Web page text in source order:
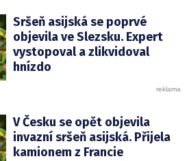
Sršeň asijská se poprvé
objevila ve Slezsku. Expert
vystopoval a zlikvidoval
hnízdo
V Česku se opět objevila
invazní sršeň asijská. Přijela
kamionem z Francie